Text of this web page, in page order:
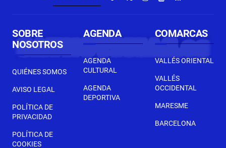
SOBRE
NOSOTROS
QUIÉNES SOMOS
AVISO LEGAL
POLÍTICA DE
PRIVACIDAD
POLÍTICA DE
COOKIES
AGENDA
AGENDA
CULTURAL
AGENDA
DEPORTIVA
COMARCAS
VALLÉS ORIENTAL
VALLÉS
OCCIDENTAL
MARESME
BARCELONA